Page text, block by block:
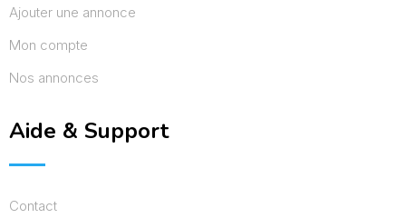
Ajouter une annonce
Mon compte
Nos annonces
Aide & Support
Contact